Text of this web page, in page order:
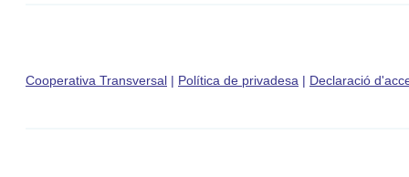
Cooperativa Transversal | Política de privadesa | Declaració